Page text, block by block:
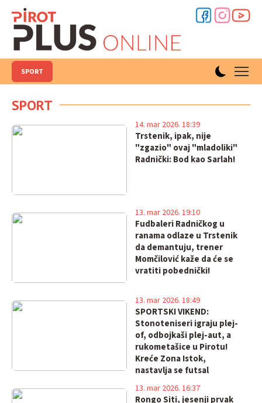
SPORT
SPORT
Trstenik, ipak, nije
"zgazio" ovaj "mladoliki"
Radnički: Bod kao Sarlah!
14. mar 2026. 18:39
Fudbaleri Radničkog u
ranama odlaze u Trstenik
da demantuju, trener
Momčilović kaže da će se
vratiti pobednički!
13. mar 2026. 19:10
SPORTSKI VIKEND:
Stonoteniseri igraju plej-
of, odbojkaši plej-aut, a
rukometašice u Pirotu!
Kreće Zona Istok,
nastavlja se futsal
13. mar 2026. 18:49
Rongo Siti, jesenji prvak
13. mar 2026. 16:37